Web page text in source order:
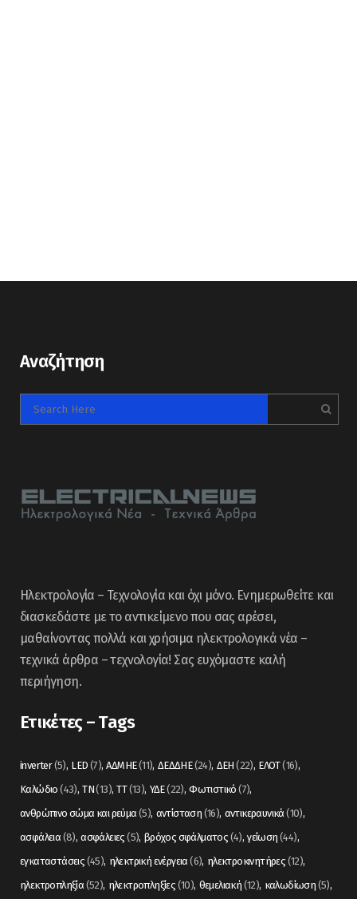
Αναζήτηση
Ηλεκτρολογία – Τεχνολογία και όχι μόνο. Ενημερωθείτε και
διασκεδάστε με το αντικείμενο που σας αρέσει,
μαθαίνοντας πολλά και χρήσιμα ηλεκτρολογικά νέα –
τεχνικά άρθρα – τεχνολογία! Σας ευχόμαστε καλή
περιήγηση.
Ετικέτες – Tags
inverter(5) LED (7) ΑΔΜΗΕ(11) ΔΕΔΔΗΕ(24) ΔΕΗ (22) ΕΛΟΤ(16)
Καλώδιο (43) ΤΝ(13) ΤΤ(13) ΥΔΕ(22) Φωτιστικό (7)
ανθρώπινο σώμα και ρεύμα (5) αντίσταση (16) αντικεραυνικά (10)
ασφάλεια (8) ασφάλειες (5) βρόχος σφάλματος (4) γείωση (44)
εγκαταστάσεις (45) ηλεκτρική ενέργεια (6) ηλεκτροκινητήρες (12)
ηλεκτροπληξία (52) ηλεκτροπληξίες (10) θεμελιακή (12) καλωδίωση (5)